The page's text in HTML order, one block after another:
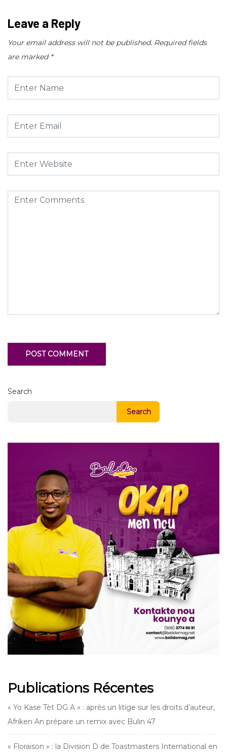
Leave a Reply
Your email address will not be published. Required fields
are marked *
Search
Search
Publications Récentes
« Yo Kase Tèt DG A » : après un litige sur les droits d’auteur,
Afriken An prépare un remix avec Bulin 47
« Floraison » : la Division D de Toastmasters International en